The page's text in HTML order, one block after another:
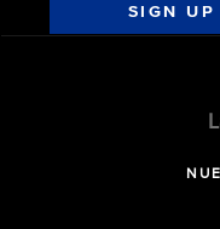
SIGN UP